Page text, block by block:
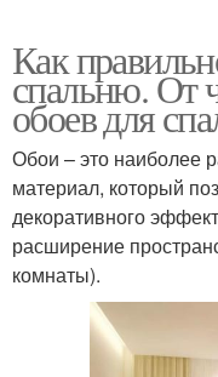
Как
спальню. От
обоев для
Обои – это наиболее
материал, который
декоративного
расширение
комнаты).